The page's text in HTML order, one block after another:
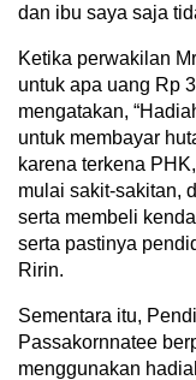
dan ibu saya saja
Ketika perwakilan
untuk apa uang Rp
mengatakan,
untuk membayar
karena terkena
mulai sakit-sakitan,
serta membeli
serta pastinya
Ririn.
Sementara itu,
Passakornnatee
menggunakan